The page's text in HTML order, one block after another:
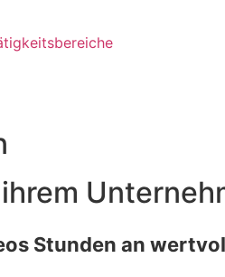
Stunden an